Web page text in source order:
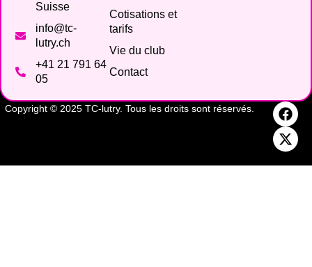
Suisse
info@tc-
lutry.ch
+41 21 791 64
05
Cotisations et
tarifs
Vie du club
Contact
Copyright © 2025 TC-lutry. Tous les droits sont réservés.